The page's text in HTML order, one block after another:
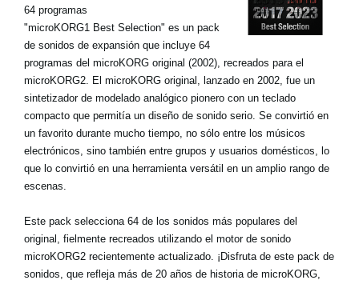
64 programas
"microKORG1 Best Selection" es un pack
de sonidos de expansión que incluye 64
programas del microKORG original (2002), recreados para el
microKORG2. El microKORG original, lanzado en 2002, fue un
sintetizador de modelado analógico pionero con un teclado
compacto que permitía un diseño de sonido serio. Se convirtió en
un favorito durante mucho tiempo, no sólo entre los músicos
electrónicos, sino también entre grupos y usuarios domésticos, lo
que lo convirtió en una herramienta versátil en un amplio rango de
escenas.
Este pack selecciona 64 de los sonidos más populares del
original, fielmente recreados utilizando el motor de sonido
microKORG2 recientemente actualizado. ¡Disfruta de este pack de
sonidos, que refleja más de 20 años de historia de microKORG,